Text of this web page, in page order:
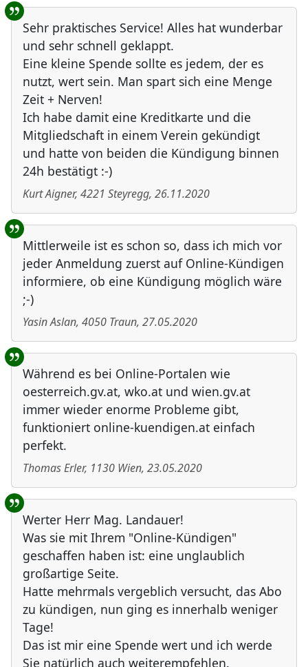
Sehr praktisches Service! Alles hat wunderbar
und sehr schnell geklappt.
Eine kleine Spende sollte es jedem, der es
nutzt, wert sein. Man spart sich eine Menge
Zeit + Nerven!
Ich habe damit eine Kreditkarte und die
Mitgliedschaft in einem Verein gekündigt
und hatte von beiden die Kündigung binnen
24h bestätigt :-)
Kurt Aigner, 4221 Steyregg, 26.11.2020
Mittlerweile ist es schon so, dass ich mich vor
jeder Anmeldung zuerst auf Online-Kündigen
informiere, ob eine Kündigung möglich wäre
;-)
Yasin Aslan, 4050 Traun, 27.05.2020
Während es bei Online-Portalen wie
oesterreich.gv.at, wko.at und wien.gv.at
immer wieder enorme Probleme gibt,
funktioniert online-kuendigen.at einfach
perfekt.
Thomas Erler, 1130 Wien, 23.05.2020
Werter Herr Mag. Landauer!
Was sie mit Ihrem "Online-Kündigen"
geschaffen haben ist: eine unglaublich
großartige Seite.
Hatte mehrmals vergeblich versucht, das Abo
zu kündigen, nun ging es innerhalb weniger
Tage!
Das ist mir eine Spende wert und ich werde
Sie natürlich auch weiterempfehlen.